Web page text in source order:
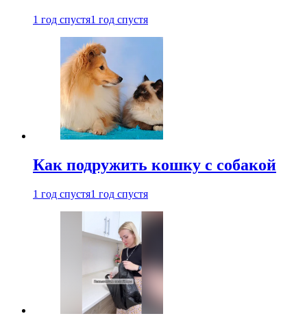
1 год спустя1 год спустя
Как подружить кошку с собакой
1 год спустя1 год спустя